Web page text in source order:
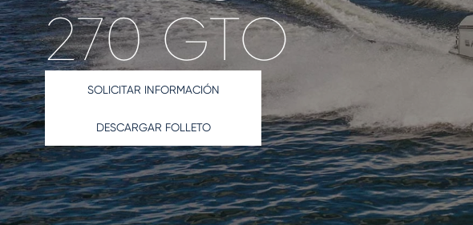
270 GTO
SOLICITAR INFORMACIÓN
DESCARGAR FOLLETO